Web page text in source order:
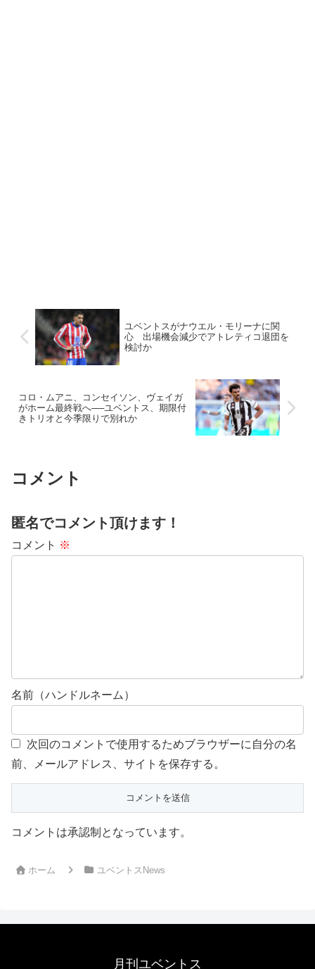
ユベントスがナウエル・モリーナに関
心 出場機会減少でアトレティコ退団を
検討か
コロ・ムアニ、コンセイソン、ヴェイガ
がホーム最終戦へ──ユベントス、期限付
きトリオと今季限りで別れか
コメント
匿名でコメント頂けます！
コメント ※
名前（ハンドルネーム）
次回のコメントで使用するためブラウザーに自分の名
前、メールアドレス、サイトを保存する。
コメントは承認制となっています。
ホーム ユベントスNews
月刊ユベントス